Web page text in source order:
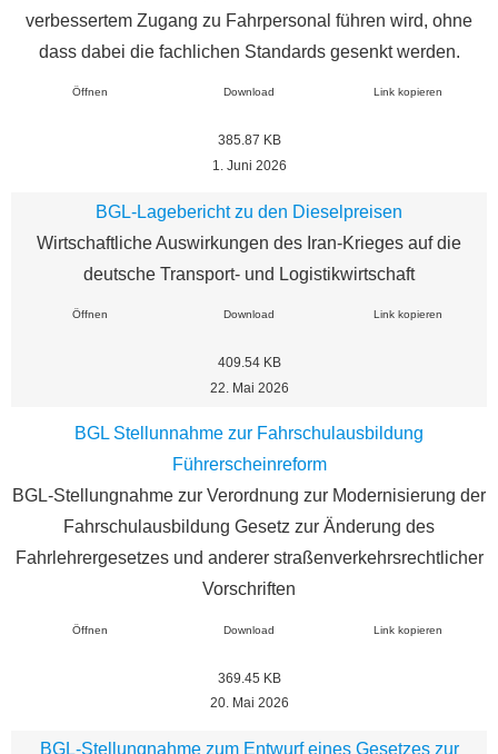
verbessertem Zugang zu Fahrpersonal führen wird, ohne
dass dabei die fachlichen Standards gesenkt werden.
Öffnen Download Link kopieren
385.87 KB
1. Juni 2026
BGL-Lagebericht zu den Dieselpreisen
Wirtschaftliche Auswirkungen des Iran-Krieges auf die
deutsche Transport- und Logistikwirtschaft
Öffnen Download Link kopieren
409.54 KB
22. Mai 2026
BGL Stellunnahme zur Fahrschulausbildung
Führerscheinreform
BGL-Stellungnahme zur Verordnung zur Modernisierung der
Fahrschulausbildung Gesetz zur Änderung des
Fahrlehrergesetzes und anderer straßenverkehrsrechtlicher
Vorschriften
Öffnen Download Link kopieren
369.45 KB
20. Mai 2026
BGL-Stellungnahme zum Entwurf eines Gesetzes zur